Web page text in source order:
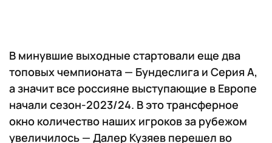
В минувшие выходные стартовали еще два
топовых чемпионата — Бундеслига и Серия А,
а значит все россияне выступающие в Европе
начали сезон-2023/24. В это трансферное
окно количество наших игроков за рубежом
увеличилось — Далер Кузяев перешел во